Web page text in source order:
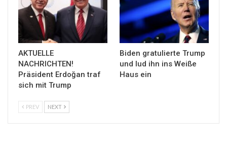
AKTUELLE
NACHRICHTEN!
Präsident Erdoğan traf
sich mit Trump
Biden gratulierte Trump
und lud ihn ins Weiße
Haus ein
PREV NEXT